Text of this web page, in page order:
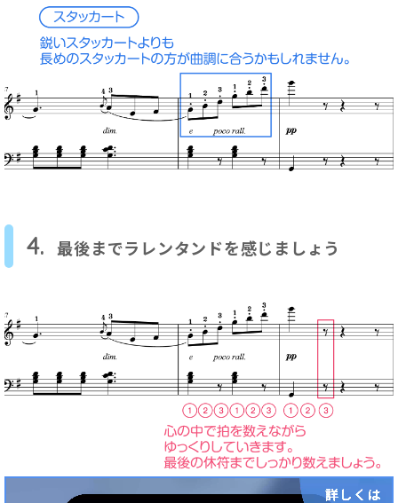
4. 最後までラレンタンドを感じましょう